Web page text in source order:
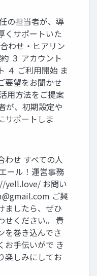
の担当者が、導
くサポートいた
わせ・ヒアリン
３ アカウント
４ ご利用開始 ま
要望をお聞かせ
用方法をご提案
が、初期設定や
サポートしま
わせ すべての人
ール！運営事務
yell.love/ お問い
ご興
ましたら、ぜひ
せください。 貴
を巻き込んでさ
お手伝いがで き
楽しみにしてお